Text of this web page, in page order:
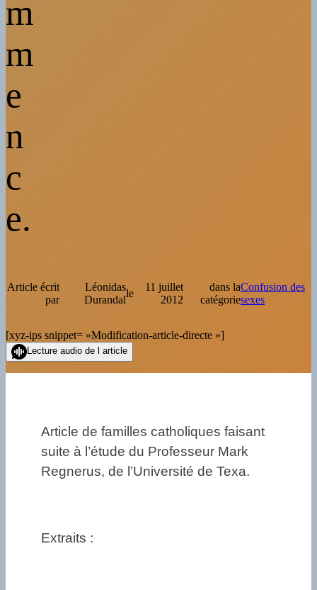
m
m
e
n
c
e.
Article écrit
par
Léonidas
Durandal
le
11 juillet
2012
dans la
catégorie
Confusion des
sexes
[xyz-ips snippet= »Modification-article-directe »]
Lecture audio de l article
Article de familles catholiques faisant
suite à l’étude du Professeur Mark
Regnerus, de l’Université de Texa.
Extraits :